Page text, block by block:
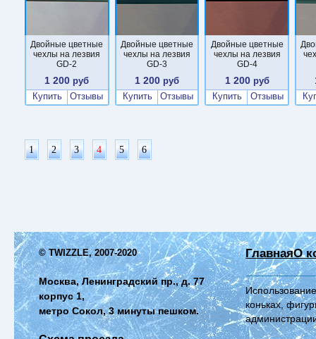
Двойные цветные
чехлы на лезвия
GD-2
1 200 руб
Купить
Отзывы
Двойные цветные
чехлы на лезвия
GD-3
1 200 руб
Купить
Отзывы
Двойные цветные
чехлы на лезвия
GD-4
1 200руб
Купить
Отзывы
1 2 3 4 5 6
© TWIZZLE, 2007-2020
Москва, Ленинградский пр., д. 77
корпус 1,
метро Сокол, 3 минуты пешком.
ГлавнаяО
коньках,